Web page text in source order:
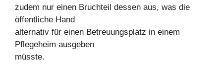
zudem nur einen Bruchteil dessen aus, was die
öffentliche Hand
alternativ für einen Betreuungsplatz in einem
Pflegeheim ausgeben
müsste.